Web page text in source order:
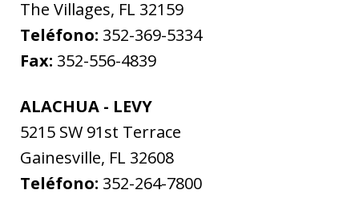
The Villages, FL 32159
Teléfono: 352-369-5334
Fax: 352-556-4839
ALACHUA - LEVY
5215 SW 91st Terrace
Gainesville, FL 32608
Teléfono: 352-264-7800